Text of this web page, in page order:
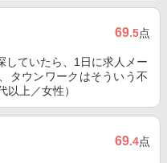
69.5点
していたら、1日に求人メー
タウンワークはそういう不
上／女性）
69.4点